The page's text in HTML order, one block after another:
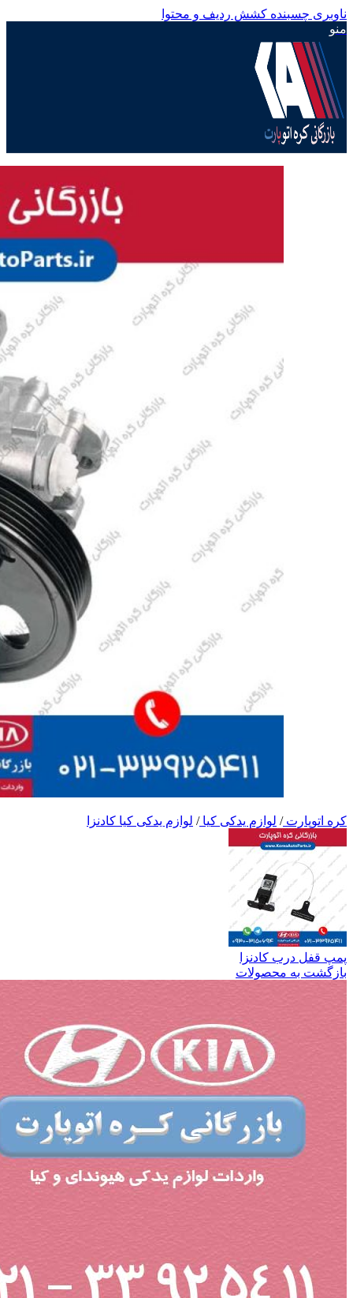
ناوبری چسبنده کشش ردیف و محتوا
منو
کره اتوپارت/ لوازم یدکی کیا/ لوازم یدکی کیا کادنزا
پمپ قفل درب کادنزا
بازگشت به محصولات